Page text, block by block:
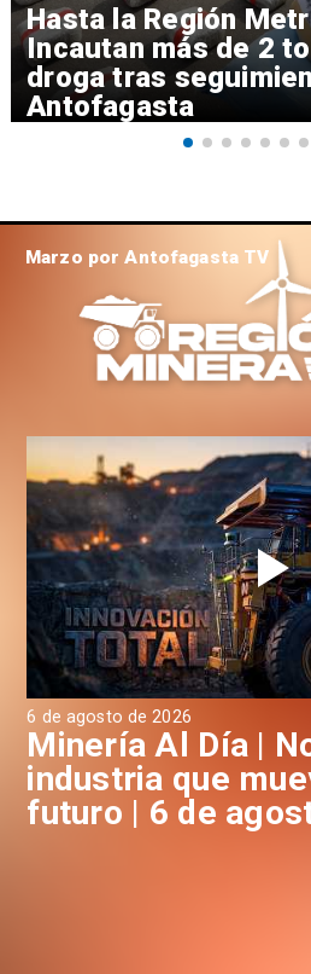
Hasta la Región
Incautan más de 2
droga tras
Antofagasta
6 de agosto de 2026
Minería Al Día |
industria que
futuro | 6 de
Marzo por Antofagasta TV